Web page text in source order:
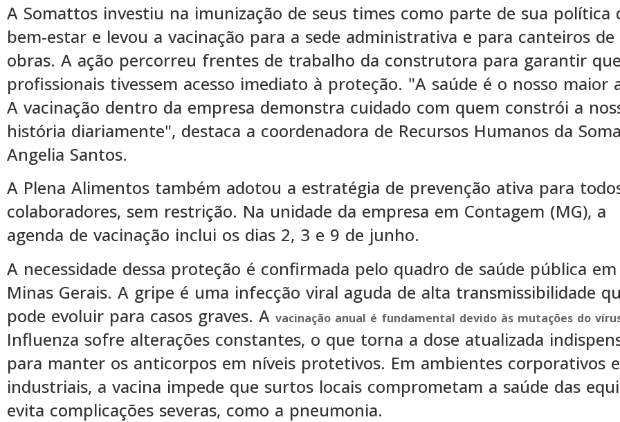
A Somattos investiu na imunização de seus times como parte de sua política
bem-estar e levou a vacinação para a sede administrativa e para canteiros de
obras. A ação percorreu frentes de trabalho da construtora para garantir
profissionais tivessem acesso imediato à proteção. "A saúde é o nosso maior
A vacinação dentro da empresa demonstra cuidado com quem constrói a
história diariamente", destaca a coordenadora de Recursos Humanos da
Angelia Santos.
A Plena Alimentos também adotou a estratégia de prevenção ativa para
colaboradores, sem restrição. Na unidade da empresa em Contagem (MG), a
agenda de vacinação inclui os dias 2, 3 e 9 de junho.
A necessidade dessa proteção é confirmada pelo quadro de saúde pública em
Minas Gerais. A gripe é uma infecção viral aguda de alta transmissibilidade
pode evoluir para casos graves. A vacinação anual é fundamental devido às mutações do
Influenza sofre alterações constantes, o que torna a dose atualizada
para manter os anticorpos em níveis protetivos. Em ambientes corporativos e
industriais, a vacina impede que surtos locais comprometam a saúde das
evita complicações severas, como a pneumonia.